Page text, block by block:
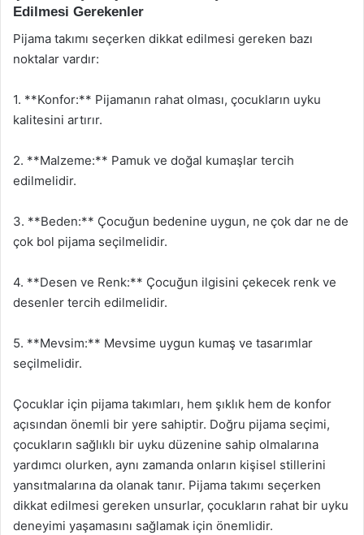
Edilmesi Gerekenler
Pijama takımı seçerken dikkat edilmesi gereken bazı
noktalar vardır:
1. **Konfor:** Pijamanın rahat olması, çocukların uyku
kalitesini artırır.
2. **Malzeme:** Pamuk ve doğal kumaşlar tercih
edilmelidir.
3. **Beden:** Çocuğun bedenine uygun, ne çok dar ne de
çok bol pijama seçilmelidir.
4. **Desen ve Renk:** Çocuğun ilgisini çekecek renk ve
desenler tercih edilmelidir.
5. **Mevsim:** Mevsime uygun kumaş ve tasarımlar
seçilmelidir.
Çocuklar için pijama takımları, hem şıklık hem de konfor
açısından önemli bir yere sahiptir. Doğru pijama seçimi,
çocukların sağlıklı bir uyku düzenine sahip olmalarına
yardımcı olurken, aynı zamanda onların kişisel stillerini
yansıtmalarına da olanak tanır. Pijama takımı seçerken
dikkat edilmesi gereken unsurlar, çocukların rahat bir uyku
deneyimi yaşamasını sağlamak için önemlidir.